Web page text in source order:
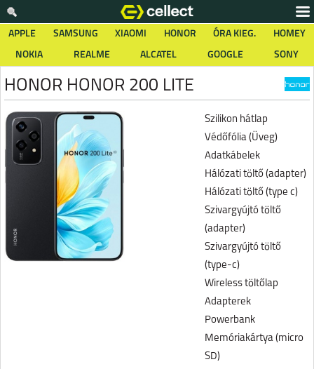
APPLE SAMSUNG XIAOMI HONOR ÓRA KIEG.
HOMEY
NOKIA
REALME ALCATEL GOOGLE SONY
HONOR HONOR 200 LITE
Szilikon hátlap
Védőfólia (Üveg)
Adatkábelek
Hálózati töltő (adapter)
Hálózati töltő (type c)
Szivargyújtó töltő
(adapter)
Szivargyújtó töltő
(type-c)
Wireless töltőlap
Adapterek
Powerbank
Memóriakártya (micro
SD)